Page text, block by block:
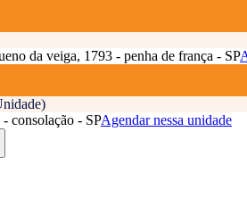
da veiga, 1793 - penha de frança - SP
consolação - SPAgendar nessa unidade